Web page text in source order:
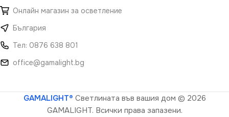
Онлайн магазин за осветление
България
Тел: 0876 638 801
office@gamalight.bg
GAMALIGHT® Светлината във вашия дом © 2026
GAMALIGHT. Всички права запазени.